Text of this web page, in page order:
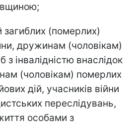
загиблих (померлих)
дружинам (чоловікам)
з інвалідністю внаслідок
(чоловікам) померлих
дій, учасників війни
переслідувань,
особами з